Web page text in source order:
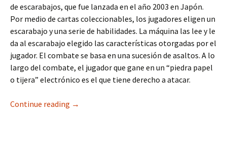
de escarabajos, que fue lanzada en el año 2003 en Japón.
Por medio de cartas coleccionables, los jugadores eligen un
escarabajo y una serie de habilidades. La máquina las lee y le
da al escarabajo elegido las características otorgadas por el
jugador. El combate se basa en una sucesión de asaltos. A lo
largo del combate, el jugador que gane en un “piedra papel
o tijera” electrónico es el que tiene derecho a atacar.
Continue reading Mushiking: The King of Beetles
→